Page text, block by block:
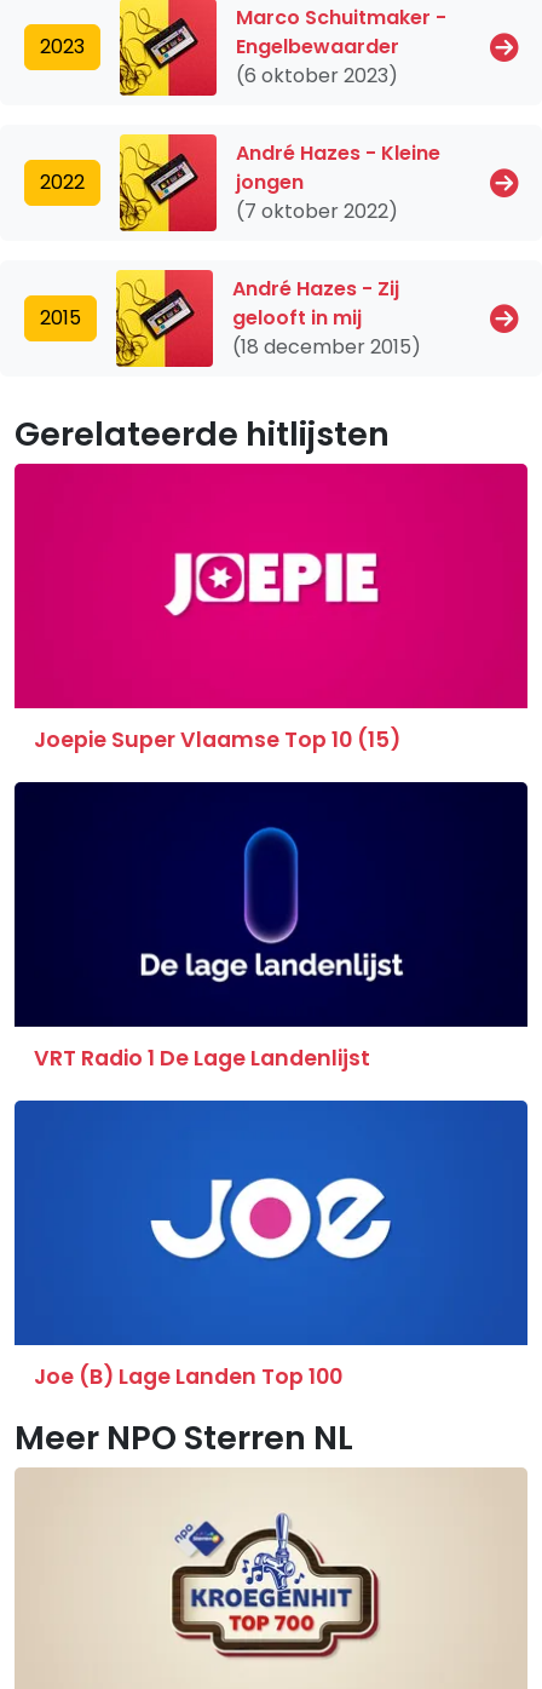
2023
Marco Schuitmaker -
Engelbewaarder
(6 oktober 2023)
2022
André Hazes - Kleine
jongen
(7 oktober 2022)
2015
André Hazes - Zij
gelooft in mij
(18 december 2015)
Gerelateerde hitlijsten
Joepie Super Vlaamse Top 10 (15)
VRT Radio 1 De Lage Landenlijst
Joe (B) Lage Landen Top 100
Meer NPO Sterren NL